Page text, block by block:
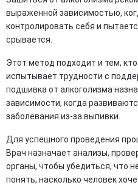
выраженной зависимостью,
контролировать себя и
срывается.
Этот метод подходит и тем,
испытывает трудности с
подшивка от алкоголизма
зависимости, когда
заболевания из-за выпивки.
Для успешного проведения
Врач назначает анализы,
органы, чтобы убедиться, что
понять, насколько человек